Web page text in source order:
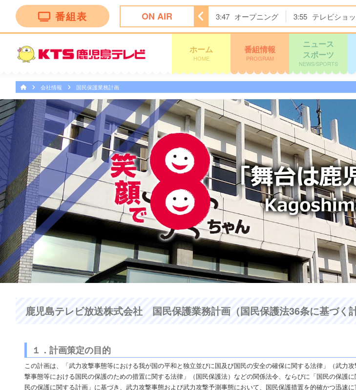
番組表 ON AIR 3:47 オープニング 3:55 テレビショ
ホーム
HOME
番組情報
PROGRAM
ニュース
スポーツ
NEWS/SPORTS
会社情報 国民保護業務計画
鹿児島テレビ放送株式会社 国民保護業務計画（国民保護法36条に基づく
１．計画策定の目的
この計画は、「武力攻撃事態等における我が国の平和と独立並びに国及び国民の安全の確保に関する法律」（武力
撃事態等における国民の保護のための措置に関する法律」（国民保護法）などの関係法令、ならびに「国民の保護
民の保護に関する計画」に基づき、武力攻撃事態および武力攻撃予測事態において、国民保護措置を的確かつ迅速